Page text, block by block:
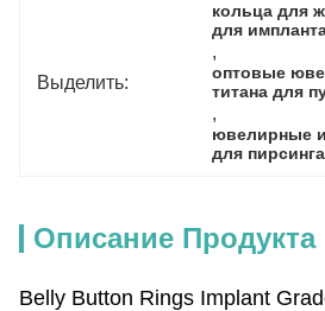
Выделить:
кольца для
для
,
оптовые
титана для
,
ювелирные
для
Описание Продукта
Belly Button Rings Implant